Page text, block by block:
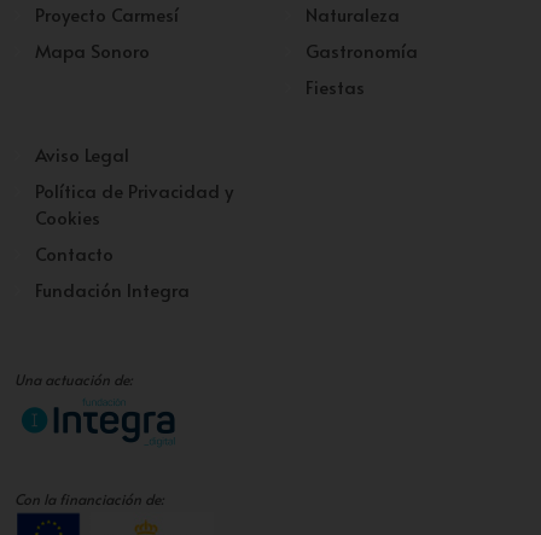
Proyecto Carmesí
Mapa Sonoro
Naturaleza
Gastronomía
Fiestas
Aviso Legal
Política de Privacidad y
Cookies
Contacto
Fundación Integra
Una actuación de:
Con la financiación de: